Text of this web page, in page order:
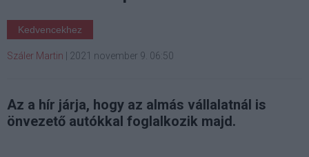
Kedvencekhez
Száler Martin 2021 november 9. 06:50
Az a hír járja, hogy az almás vállalatnál is
önvezető autókkal foglalkozik majd.